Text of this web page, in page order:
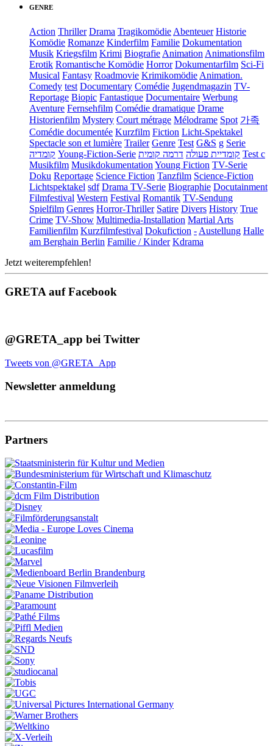
GENRE
Action Thriller Drama Tragikomödie Abenteuer Historie
Komödie Romanze Kinderfilm Familie Dokumentation
Musik Kriegsfilm Krimi Biografie Animation Animationsfilm
Erotik Romantische Komödie Horror Dokumentarfilm Sci-Fi
Musical Fantasy Roadmovie Krimikomödie Animation.
Comedy test Documentary Comédie Jugendmagazin TV-
Reportage Biopic Fantastique Documentaire Werbung
Aventure Fernsehfilm Comédie dramatique Drame
Historienfilm Mystery Court métrage Mélodrame Spot 가족
Comédie documentée Kurzfilm Fiction Licht-Spektakel
Spectacle son et lumière Trailer Genre Test G&S g Serie
קומדיה Young-Fiction-Serie קומדיית פעולה דרמה קומית
Test c
Musikfilm Musikdokumentation Young Fiction TV-Serie
Doku Reportage Science Fiction Tanzfilm Science-Fiction
Lichtspektakel sdf Drama TV-Serie Biographie Docutainment
Filmfestival Western Festival Romantik TV-Sendung
Spielfilm Genres Horror-Thriller Satire Divers History True
Crime TV-Show Multimedia-Installation Martial Arts
Familienfilm Kurzfilmfestival Dokufiction - Austellung Halle
am Berghain Berlin Familie / Kinder Kdrama
Jetzt weiterempfehlen!
GRETA auf Facebook
@GRETA_app bei Twitter
Tweets von @GRETA_App
Newsletter anmeldung
Partners